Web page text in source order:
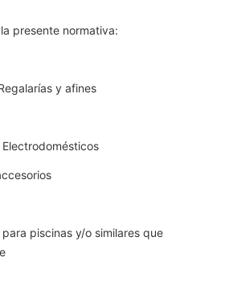
presente normativa:
y afines
piscinas y/o similares que